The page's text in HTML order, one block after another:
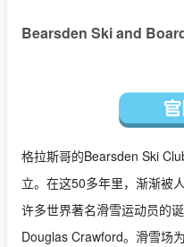
Bearsden Ski and
格拉斯哥的Bearsden Ski
立。在这50多年里，渐渐被
许多世界著名滑雪运动员的
Douglas Crawford。滑雪场